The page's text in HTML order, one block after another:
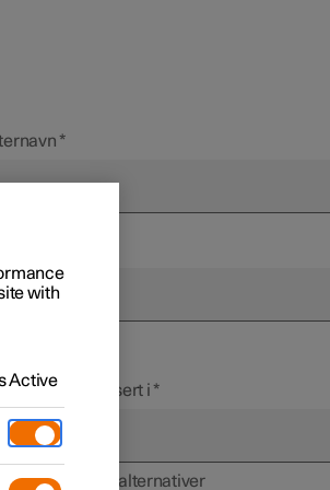
*
+ 47
du er interessert i*
kan velge flere alternativer
with
Active